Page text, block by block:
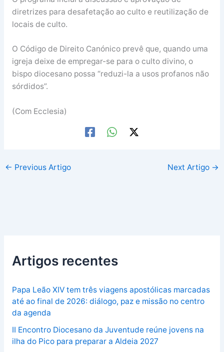
diretrizes para desafetação ao culto e reutilização de
locais de culto.
O Código de Direito Canónico prevê que, quando uma
igreja deixe de empregar-se para o culto divino, o
bispo diocesano possa “reduzi-la a usos profanos não
sórdidos”.
(Com Ecclesia)
← Previous Artigo Next Artigo →
Artigos recentes
Papa Leão XIV tem três viagens apostólicas marcadas
até ao final de 2026: diálogo, paz e missão no centro
da agenda
II Encontro Diocesano da Juventude reúne jovens na
ilha do Pico para preparar a Aldeia 2027